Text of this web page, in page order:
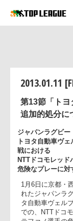
コラム
2013.01.11
第13節「トヨ
追加的処分に
ジャパンラグビ
トヨタ自動車
戦における
危険なプレー
1月6日に京都
れたジャパン